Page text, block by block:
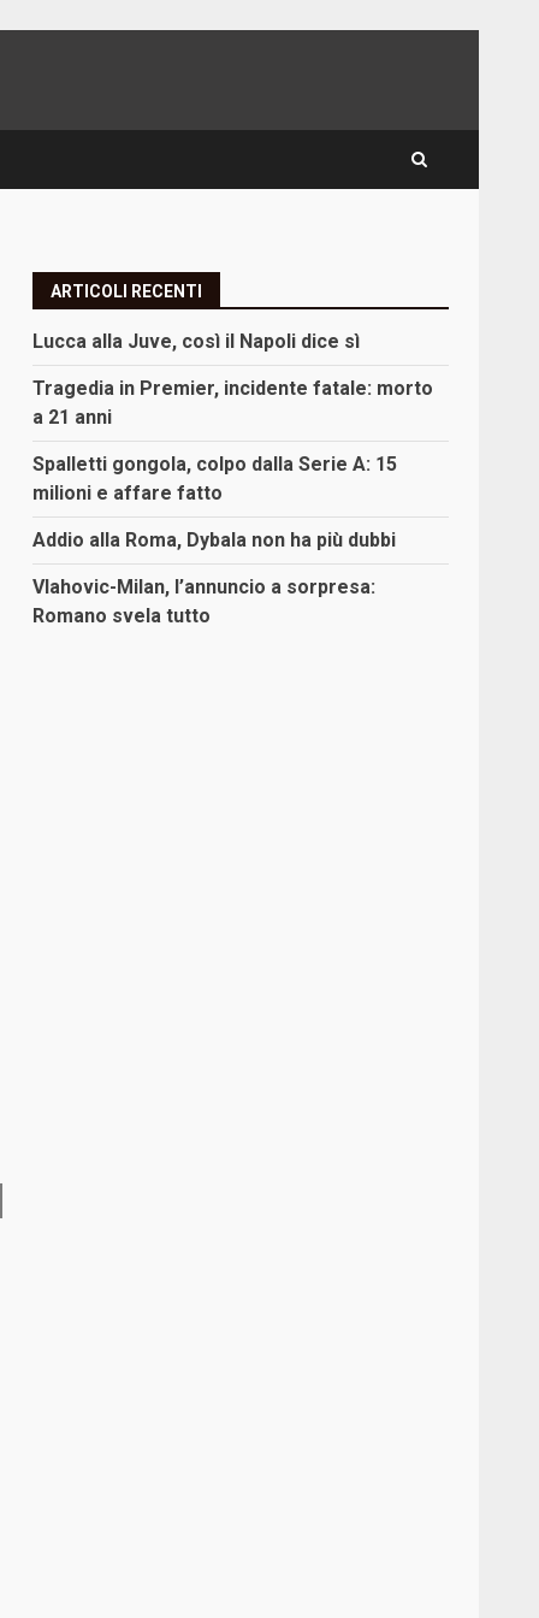
ARTICOLI RECENTI
Lucca alla Juve, così il Napoli dice sì
Tragedia in Premier, incidente fatale: morto
a 21 anni
Spalletti gongola, colpo dalla Serie A: 15
milioni e affare fatto
Addio alla Roma, Dybala non ha più dubbi
Vlahovic-Milan, l’annuncio a sorpresa:
Romano svela tutto